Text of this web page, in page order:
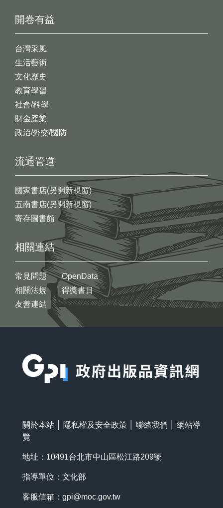
開卷有益
台灣采風
生活藝術
文化歷史
教育學習
社會/科學
財金產業
政治/外交/國防
流通管道
國家書店(另開新視窗)
五南書店(另開新視窗)
寄存圖書館
相關連結
常見問題
相關法規
友善連結
OpenData
得獎書目
關於本站 隱私權及安全政策 聯絡我們
網站導
覽
地址：10491台北市中山區松江路209號
指導單位：文化部
客服信箱： gpi@moc.gov.tw